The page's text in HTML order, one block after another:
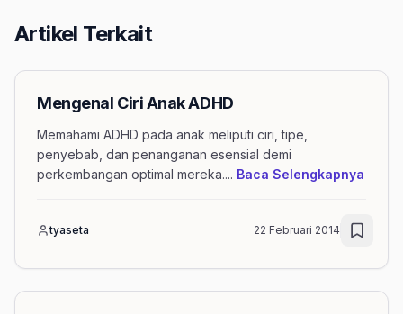
Artikel Terkait
Mengenal Ciri Anak ADHD
Memahami ADHD pada anak meliputi ciri, tipe,
penyebab, dan penanganan esensial demi
perkembangan optimal mereka.... Baca Selengkapnya
tyaseta 22 Februari 2014